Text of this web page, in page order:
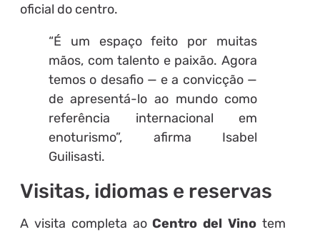
oficial do centro.
“É um espaço feito por muitas
mãos, com talento e paixão. Agora
temos o desafio — e a convicção —
de apresentá-lo ao mundo como
referência internacional em
enoturismo”, afirma Isabel
Guilisasti.
Visitas, idiomas e reservas
A visita completa aoCentro del Vino tem